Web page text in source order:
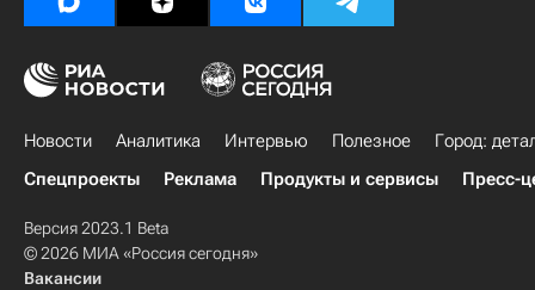
Новости Аналитика Интервью Полезное
Город:
Спецпроекты
Реклама Продукты и сервисы Пресс-
Версия 2023.1 Beta
© 2026 МИА «Россия сегодня»
Вакансии